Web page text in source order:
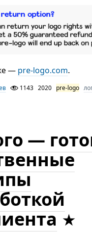
— pre-logo.com.
1143 2020 pre-logo
—